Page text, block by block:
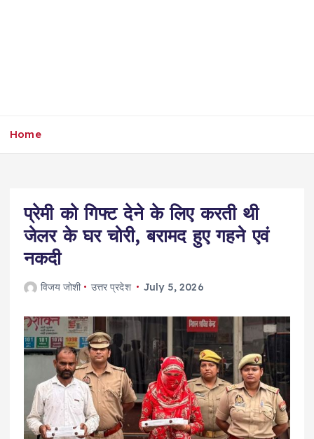
Home
प्रेमी को गिफ्ट देने के लिए करती थी
जेलर के घर चोरी, बरामद हुए गहने एवं
नकदी
विजय जोशी उत्तर प्रदेश July 5, 2026